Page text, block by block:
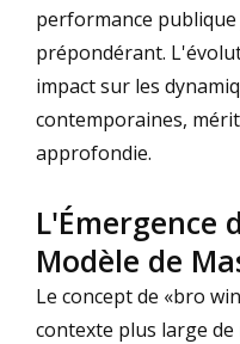
performance
prépondérant.
impact sur les
contemporaines,
approfondie.
L'Émergence
Modèle de
Le concept de «bro
contexte plus large